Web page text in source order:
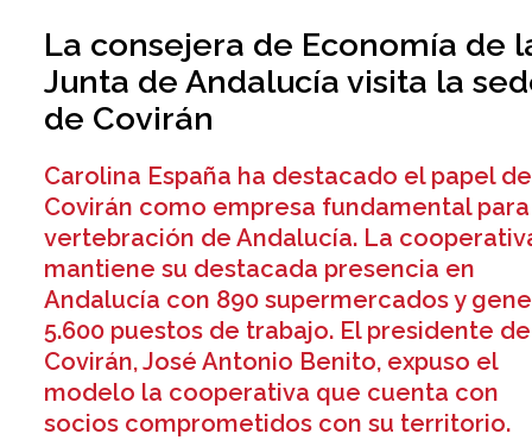
La consejera de Economía de
Junta de Andalucía visita la
de Covirán
Carolina España ha destacado el papel de
Covirán como empresa fundamental
vertebración de Andalucía. La
mantiene su destacada presencia en
Andalucía con 890 supermercados y
5.600 puestos de trabajo. El presidente de
Covirán, José Antonio Benito, expuso el
modelo la cooperativa que cuenta con
socios comprometidos con su territorio.